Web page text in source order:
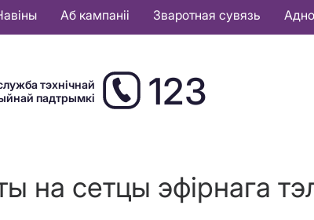
Аб кампаніі Зваротная сувязь
тэхнічнай
падтрымкі
123
на сетцы эфірнага